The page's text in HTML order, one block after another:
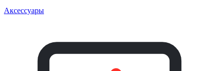
Аксессуары